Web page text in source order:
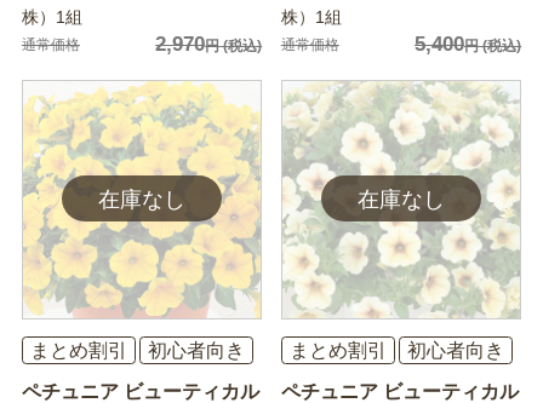
株）1組
通常価格 2,970円(税込)
株）1組
通常価格 5,400円(税込)
まとめ割引
初心者向き
ペチュニア ビューティカル
まとめ割引
初心者向き
ペチュニア ビューティカル